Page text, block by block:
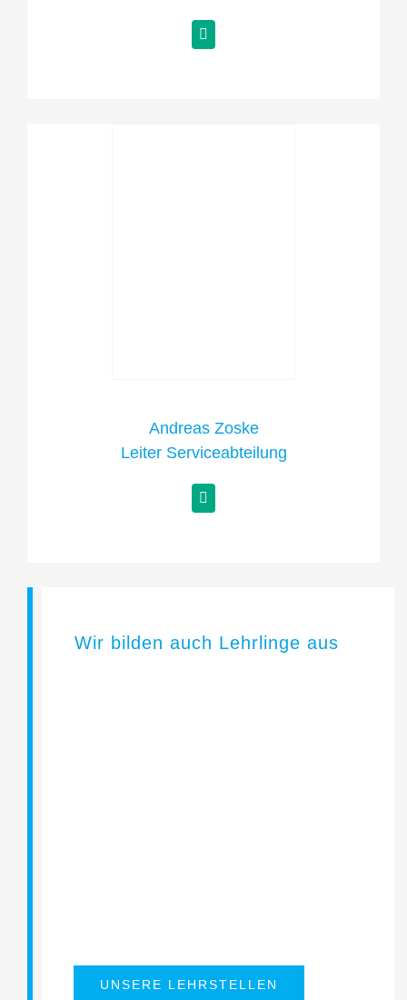
Andreas Zoske
Leiter Serviceabteilung
Wir bilden auch Lehrlinge aus
UNSERE LEHRSTELLEN